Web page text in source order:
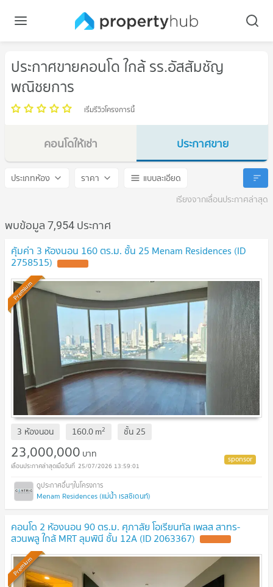
ประกาศขายคอนโด ใกล้ รร.อัสสัมชัญ
พณิชยการ
เริ่มรีวิวโครงการนี้
คอนโดให้เช่า
รร.อัสสัมชัญพณิชยการ
ประกาศขาย
รร.อัสสัมชัญพณิชยการ
ประเภทห้อง ราคา
แบบละเอียด
เรียงจากเลื่อนประกาศล่าสุด
พบข้อมูล 7,954 ประกาศ
คุ้มค่า 3 ห้องนอน 160 ตร.ม. ชั้น 25 Menam Residences (ID
2758515)
Premium
3 ห้องนอน 160.0m2 ชั้น 25
23,000,000 บาท
25/07/2026 13:59:01
Menam Residences (แม่น้ำ เรสซิเดนท์)
คอนโด 2 ห้องนอน 90 ตร.ม. ศุภาลัย โอเรียนทัล เพลส สาทร-
สวนพลู ใกล้ MRT ลุมพินี ชั้น 12A (ID 2063367)
Premium